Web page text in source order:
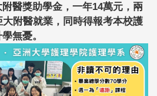
醫獎助學金，一年14萬元，兩
附醫就業，同時得報考本校護
無憂。